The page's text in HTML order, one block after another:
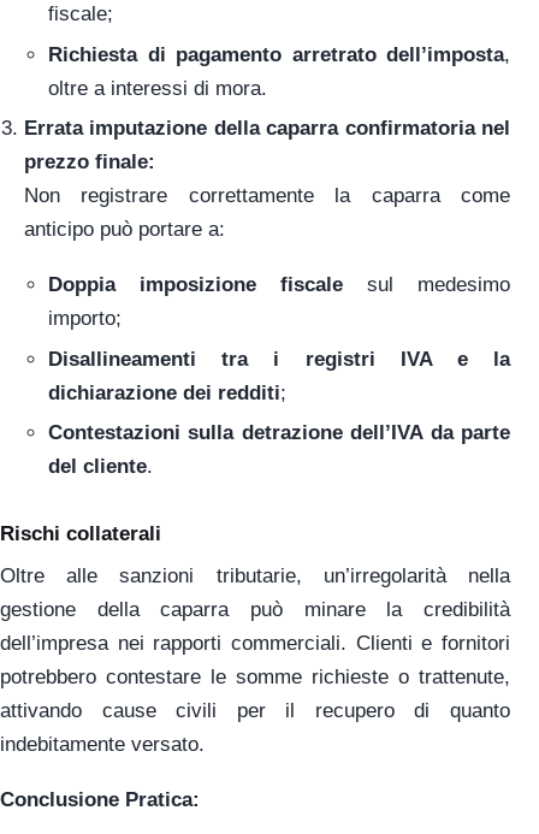
fiscale;
Richiesta di pagamento arretrato dell’imposta,
oltre a interessi di mora.
Errata imputazione della caparra confirmatoria nel
prezzo finale:
Non registrare correttamente la caparra come
anticipo può portare a:
Doppia imposizione fiscale sul medesimo
importo;
Disallineamenti tra i registri IVA e la
dichiarazione dei redditi;
Contestazioni sulla detrazione dell’IVA da parte
del cliente.
Rischi collaterali
Oltre alle sanzioni tributarie, un’irregolarità nella
gestione della caparra può minare la credibilità
dell’impresa nei rapporti commerciali. Clienti e fornitori
potrebbero contestare le somme richieste o trattenute,
attivando cause civili per il recupero di quanto
indebitamente versato.
Conclusione Pratica: